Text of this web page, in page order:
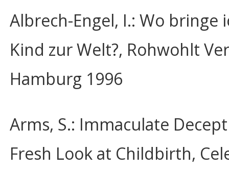
Albrech-Engel, I.: Wo bringe
Kind zur Welt?, Rohwohlt
Hamburg 1996
Arms, S.: Immaculate
Fresh Look at Childbirth,